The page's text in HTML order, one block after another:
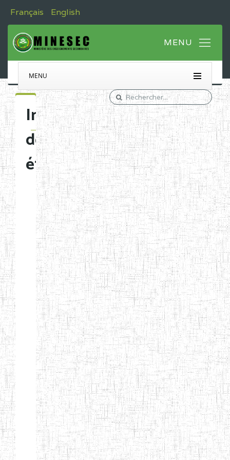
Français English
MENU
Immatriculation
des
établissements
Etablissements
d'enseignement
normal
ENI
Chercher:
Effacer les filtres
Denomination
Type